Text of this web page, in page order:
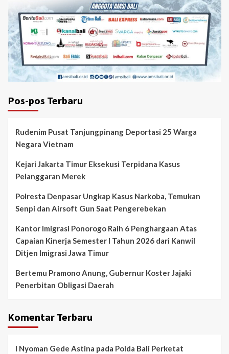
Pos-pos Terbaru
Rudenim Pusat Tanjungpinang Deportasi 25 Warga
Negara Vietnam
Kejari Jakarta Timur Eksekusi Terpidana Kasus
Pelanggaran Merek
Polresta Denpasar Ungkap Kasus Narkoba, Temukan
Senpi dan Airsoft Gun Saat Pengerebekan
Kantor Imigrasi Ponorogo Raih 6 Penghargaan Atas
Capaian Kinerja Semester I Tahun 2026 dari Kanwil
Ditjen Imigrasi Jawa Timur
Bertemu Pramono Anung, Gubernur Koster Jajaki
Penerbitan Obligasi Daerah
Komentar Terbaru
I Nyoman Gede Astina pada Polda Bali Perketat